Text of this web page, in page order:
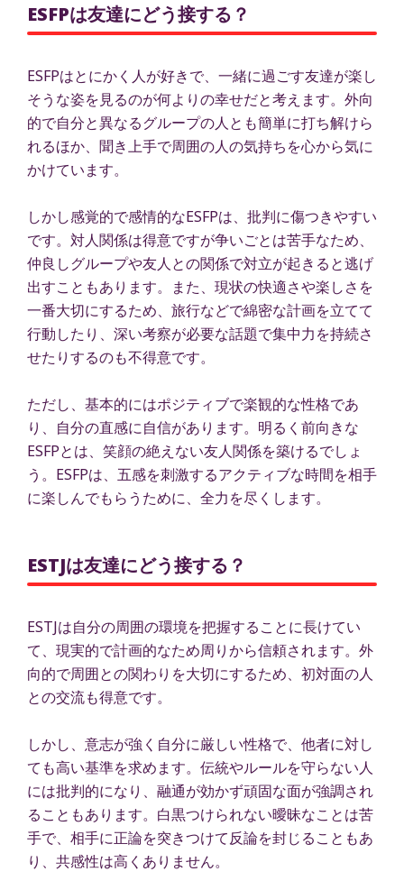
ESFPは友達にどう接する？
ESFPはとにかく人が好きで、一緒に過ごす友達が楽し
そうな姿を見るのが何よりの幸せだと考えます。外向
的で自分と異なるグループの人とも簡単に打ち解けら
れるほか、聞き上手で周囲の人の気持ちを心から気に
かけています。
しかし感覚的で感情的なESFPは、批判に傷つきやすい
です。対人関係は得意ですが争いごとは苦手なため、
仲良しグループや友人との関係で対立が起きると逃げ
出すこともあります。また、現状の快適さや楽しさを
一番大切にするため、旅行などで綿密な計画を立てて
行動したり、深い考察が必要な話題で集中力を持続さ
せたりするのも不得意です。
ただし、基本的にはポジティブで楽観的な性格であ
り、自分の直感に自信があります。明るく前向きな
ESFPとは、笑顔の絶えない友人関係を築けるでしょ
う。ESFPは、五感を刺激するアクティブな時間を相手
に楽しんでもらうために、全力を尽くします。
ESTJは友達にどう接する？
ESTJは自分の周囲の環境を把握することに長けてい
て、現実的で計画的なため周りから信頼されます。外
向的で周囲との関わりを大切にするため、初対面の人
との交流も得意です。
しかし、意志が強く自分に厳しい性格で、他者に対し
ても高い基準を求めます。伝統やルールを守らない人
には批判的になり、融通が効かず頑固な面が強調され
ることもあります。白黒つけられない曖昧なことは苦
手で、相手に正論を突きつけて反論を封じることもあ
り、共感性は高くありません。